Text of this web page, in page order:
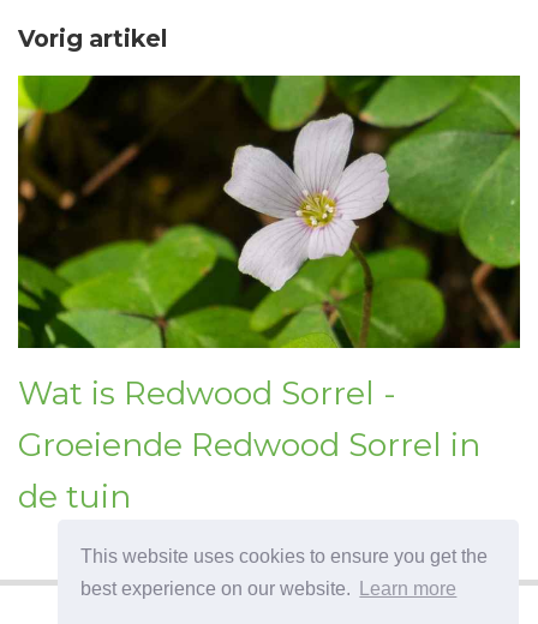
This website uses cookies to ensure you get the
best experience on our website.
Learn more
Vorig artikel
Wat is Redwood Sorrel -
Groeiende Redwood Sorrel in
de tuin